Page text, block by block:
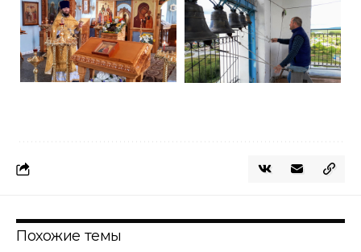
Похожие темы